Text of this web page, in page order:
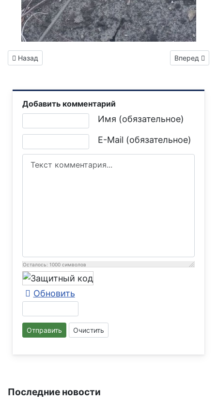
Предыдущий: Прожиточный минимум для горловчан с
Назад Следующий:
Вперед
Добавить комментарий
Имя (обязательное)
E-Mail (обязательное)
Текст комментария
Осталось: 1000 символов
Обновить
Отправить Очистить
Последние новости